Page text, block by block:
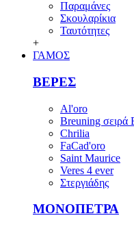
Παραμάνες
Σκουλαρίκια
Ταυτότητες
+
ΓΑΜΟΣ
ΒΕΡΕΣ
Al'oro
Breuning σειρά
Chrilia
FaCad'oro
Saint Maurice
Veres 4 ever
Στεργιάδης
ΜΟΝΟΠΕΤΡΑ